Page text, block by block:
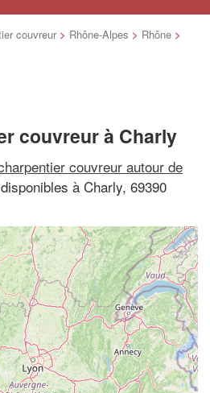
couvreur > Rhône-Alpes > Rhône >
couvreur à Charly
couvreur autour de
à Charly, 69390